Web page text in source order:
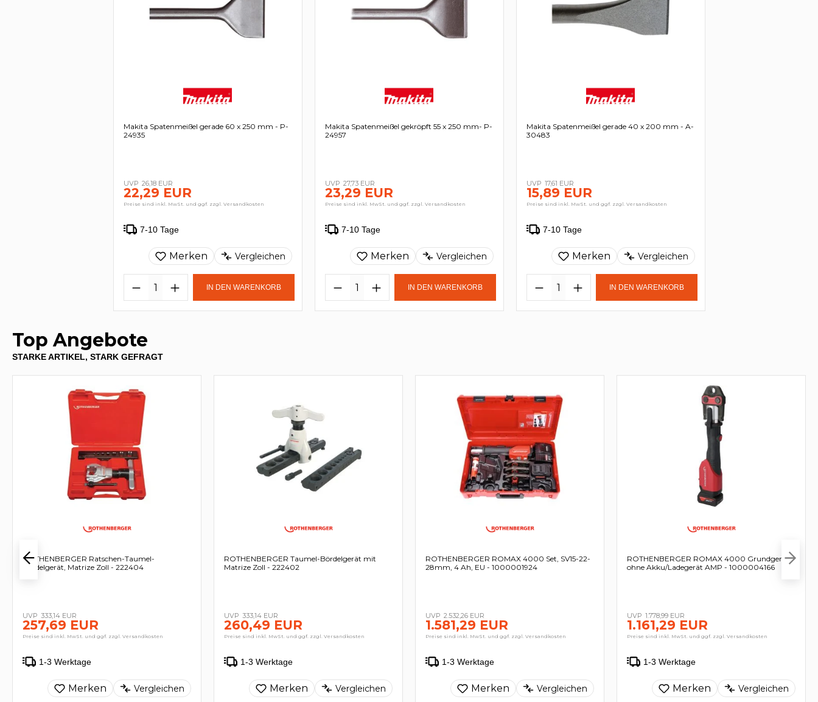
Makita Spatenmeißel gerade 60 x 250 mm - P-
24935
26,18 EUR
22,29 EUR
Preise sind inkl. MwSt. und ggf. zzgl. Versandkosten
7-10 Tage
Merken Vergleichen
IN DEN WARENKORB
Makita Spatenmeißel gekröpft 55 x 250 mm- P-
24957
27,73 EUR
23,29 EUR
Preise sind inkl. MwSt. und ggf. zzgl. Versandkosten
7-10 Tage
Merken Vergleichen
IN DEN WARENKORB
Makita Spatenmeißel gerade 40 x 200 mm - A-
30483
17,61 EUR
15,89 EUR
Preise sind inkl. MwSt. und ggf. zzgl. Versandkosten
7-10 Tage
Merken Vergleichen
IN DEN WARENKORB
Top Angebote
STARKE ARTIKEL, STARK GEFRAGT
ROTHENBERGER Ratschen-Taumel-
Bördelgerät, Matrize Zoll - 222404
333,14 EUR
257,69 EUR
Preise sind inkl. MwSt. und ggf. zzgl. Versandkosten
1-3 Werktage
Merken Vergleichen
ROTHENBERGER Taumel-Bördelgerät mit
Matrize Zoll - 222402
333,14 EUR
260,49 EUR
Preise sind inkl. MwSt. und ggf. zzgl. Versandkosten
1-3 Werktage
Merken Vergleichen
ROTHENBERGER ROMAX 4000 Set, SV15-22-
28mm, 4 Ah, EU - 1000001924
2.532,26 EUR
1.581,29 EUR
Preise sind inkl. MwSt. und ggf. zzgl. Versandkosten
1-3 Werktage
Merken Vergleichen
ROTHENBERGER ROMAX 4000 Grundgerät
ohne Akku/Ladegerät AMP - 1000004166
1.778,99 EUR
1.161,29 EUR
Preise sind inkl. MwSt. und ggf. zzgl. Versandkosten
1-3 Werktage
Merken Vergleichen